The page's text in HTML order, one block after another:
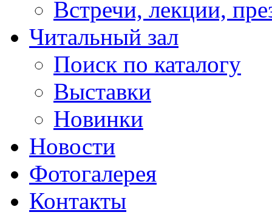
Встречи, лекции,
Читальный зал
Поиск по каталогу
Выставки
Новинки
Новости
Фотогалерея
Контакты